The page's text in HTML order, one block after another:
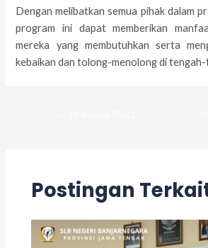
Dengan melibatkan semua pihak dalam
program ini dapat memberikan
mereka yang membutuhkan serta
kebaikan dan tolong-menolong di
Postingan